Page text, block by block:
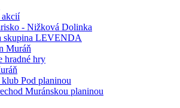
akcií
- Nižková Dolinka
skupina LEVENDA
Muráň
hradné hry
klub Pod planinou
Muránskou planinou